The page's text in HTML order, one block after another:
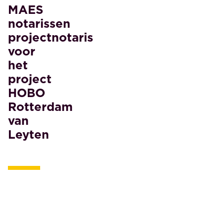
MAES
notarissen
projectnotaris
voor
het
project
HOBO
Rotterdam
van
Leyten